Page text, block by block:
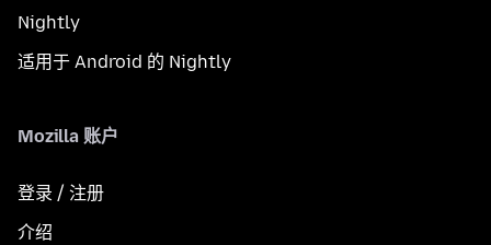
Nightly
适用于 Android 的 Nightly
Mozilla 账户
登录 / 注册
介绍